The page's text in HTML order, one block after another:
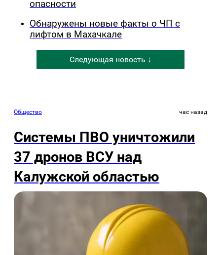
опасности
Обнаружены новые факты о ЧП с
лифтом в Махачкале
Следующая новость ↓
Общество час назад
Системы ПВО уничтожили
37 дронов ВСУ над
Калужской областью